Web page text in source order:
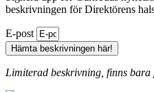
beskrivningen för Direktörens
E-post
Hämta beskrivningen här!
Limiterad beskrivning, finns